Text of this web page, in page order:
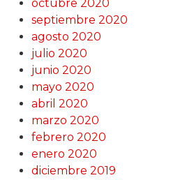
octubre 2020
septiembre 2020
agosto 2020
julio 2020
junio 2020
mayo 2020
abril 2020
marzo 2020
febrero 2020
enero 2020
diciembre 2019